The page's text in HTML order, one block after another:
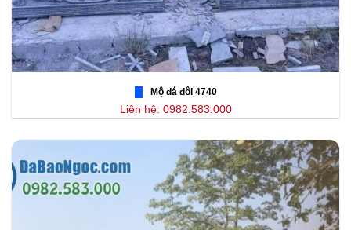
Mộ đá đôi 4740
Liên hệ: 0982.583.000